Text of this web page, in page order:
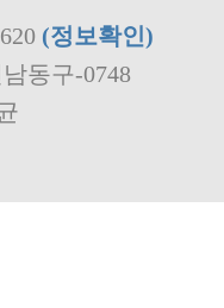
(정보확인)
동구-0748